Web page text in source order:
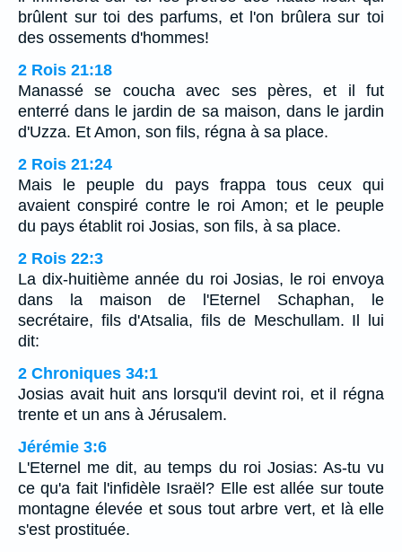
brûlent sur toi des parfums, et l'on brûlera sur toi
des ossements d'hommes!
2 Rois 21:18
Manassé se coucha avec ses pères, et il fut
enterré dans le jardin de sa maison, dans le jardin
d'Uzza. Et Amon, son fils, régna à sa place.
2 Rois 21:24
Mais le peuple du pays frappa tous ceux qui
avaient conspiré contre le roi Amon; et le peuple
du pays établit roi Josias, son fils, à sa place.
2 Rois 22:3
La dix-huitième année du roi Josias, le roi envoya
dans la maison de l'Eternel Schaphan, le
secrétaire, fils d'Atsalia, fils de Meschullam. Il lui
dit:
2 Chroniques 34:1
Josias avait huit ans lorsqu'il devint roi, et il régna
trente et un ans à Jérusalem.
Jérémie 3:6
L'Eternel me dit, au temps du roi Josias: As-tu vu
ce qu'a fait l'infidèle Israël? Elle est allée sur toute
montagne élevée et sous tout arbre vert, et là elle
s'est prostituée.